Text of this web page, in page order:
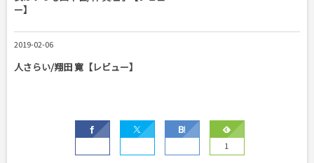
ー】
2019-02-06
人さらい/翔田 寛【レビュー】
1